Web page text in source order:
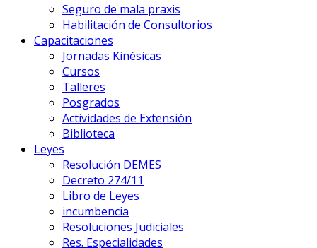
Seguro de mala praxis
Habilitación de Consultorios
Capacitaciones
Jornadas Kinésicas
Cursos
Talleres
Posgrados
Actividades de Extensión
Biblioteca
Leyes
Resolución DEMES
Decreto 274/11
Libro de Leyes
incumbencia
Resoluciones Judiciales
Res. Especialidades